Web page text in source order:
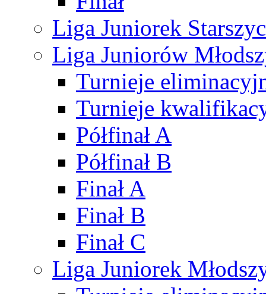
Liga Juniorek
Liga Juniorów
Turnieje
Turnieje
Półfinał A
Półfinał B
Finał A
Finał B
Finał C
Liga Juniorek